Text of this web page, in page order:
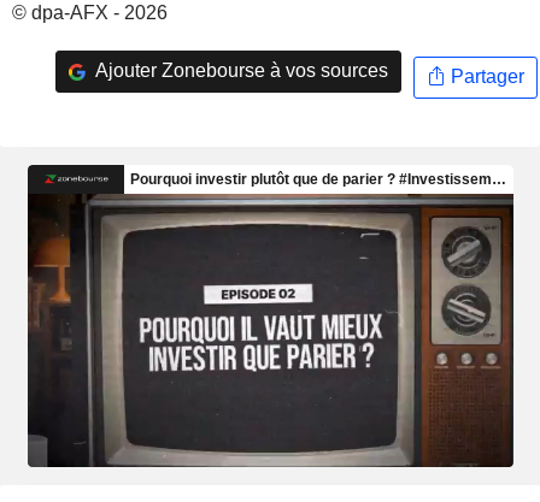
© dpa-AFX - 2026
Ajouter Zonebourse à vos sources Partager